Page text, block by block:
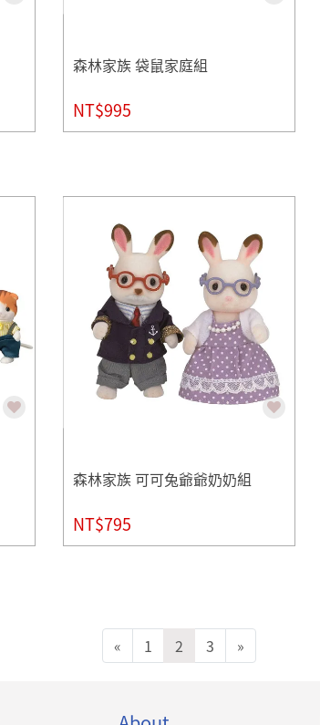
森林家族 袋鼠家庭組
NT$995
森林家族 可可兔爺爺奶奶組
NT$795
« 1 2 3 »